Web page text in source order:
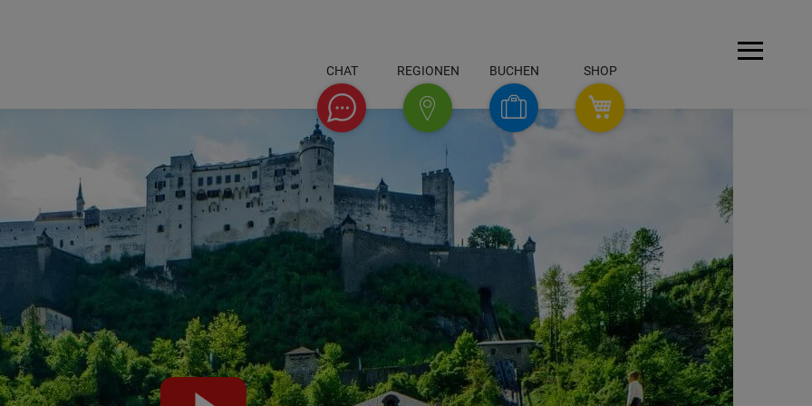
CHAT
Chat
REGIONEN
Regionen
BUCHEN SHOP
SHOP
Video